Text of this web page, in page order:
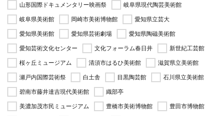
山形国際ドキュメンタリー映画祭
岐阜県現代陶芸美術館
岐阜県美術館
岡崎市美術博物館
愛知県立芸大
愛知県美術館
愛知県芸術劇場
愛知県陶磁美術館
愛知芸術文化センター
文化フォーラム春日井
新世紀工芸館
桜ヶ丘ミュージアム
清須市はるひ美術館
滋賀県立美術館
瀬戸内国際芸術祭
白土舎 目黒陶芸館
石川県立美術館
碧南市藤井達吉現代美術館
織部亭
美濃加茂市民ミュージアム
豊橋市美術博物館
豊田市博物館